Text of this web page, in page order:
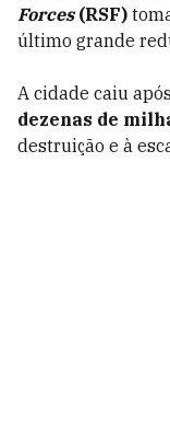
Forces(RSF)
último grande
A cidade caiu
dezenas de
destruição e à